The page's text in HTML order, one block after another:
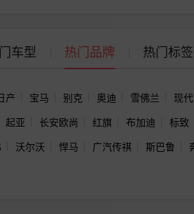
车型 热门品牌 热门标签
产 宝马 别克 奥迪 雪佛兰
现代
起亚 长安欧尚 红旗 布加迪
标致
沃尔沃 悍马 广汽传祺 斯巴鲁